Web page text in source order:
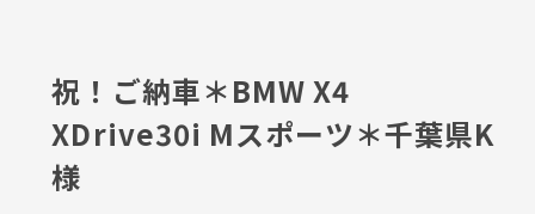
祝！ご納車＊BMW X4
XDrive30i Mスポーツ＊千葉県K
様